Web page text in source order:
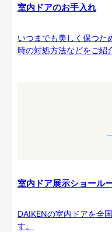
室内ドアのお手入れ
いつまでも美しく保つた
時の対処方法などをご紹
室内ドア展示ショール
DAIKENの室内ドアを全
す。